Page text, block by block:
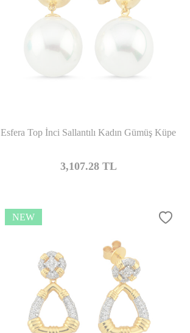
Esfera Top İnci Sallantılı Kadın Gümüş Küpe
3,107.28TL
NEW